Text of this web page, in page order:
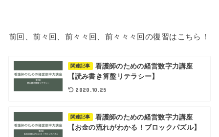
前回、前々回、前々々回、前々々々回の復習はこちら！
関連記事
看護師のための経営数字力講座
【読み書き算盤リテラシー】
2020.10.25
関連記事
看護師のための経営数字力講座
【お金の流れがわかる！ブロックパズル】